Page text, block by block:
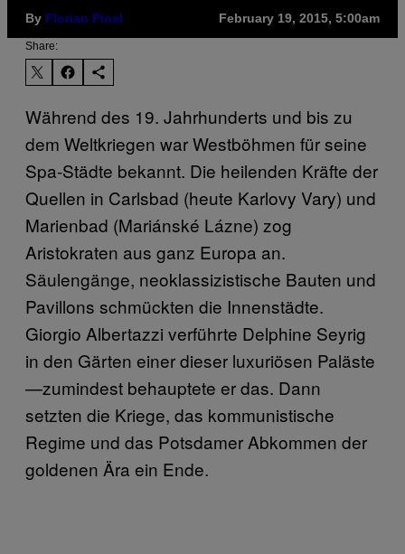
By Florian Pinel February 19, 2015, 5:00am
Share:
Während des 19. Jahrhunderts und bis zu
dem Weltkriegen war Westböhmen für seine
Spa-Städte bekannt. Die heilenden Kräfte der
Quellen in Carlsbad (heute Karlovy Vary) und
Marienbad (Mariánské Lázne) zog
Aristokraten aus ganz Europa an.
Säulengänge, neoklassizistische Bauten und
Pavillons schmückten die Innenstädte.
Giorgio Albertazzi verführte Delphine Seyrig
in den Gärten einer dieser luxuriösen Paläste
—zumindest behauptete er das. Dann
setzten die Kriege, das kommunistische
Regime und das Potsdamer Abkommen der
goldenen Ära ein Ende.